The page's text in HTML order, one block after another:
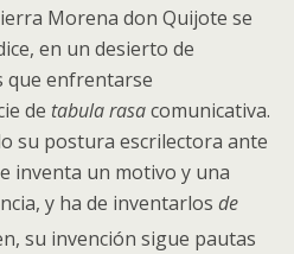
Morena don Quijote se
en un desierto de
que enfrentarse
de tabula rasacomunicativa.
su postura escrilectora ante
inventa un motivo y una
y ha de inventarlos de
su invención sigue pautas